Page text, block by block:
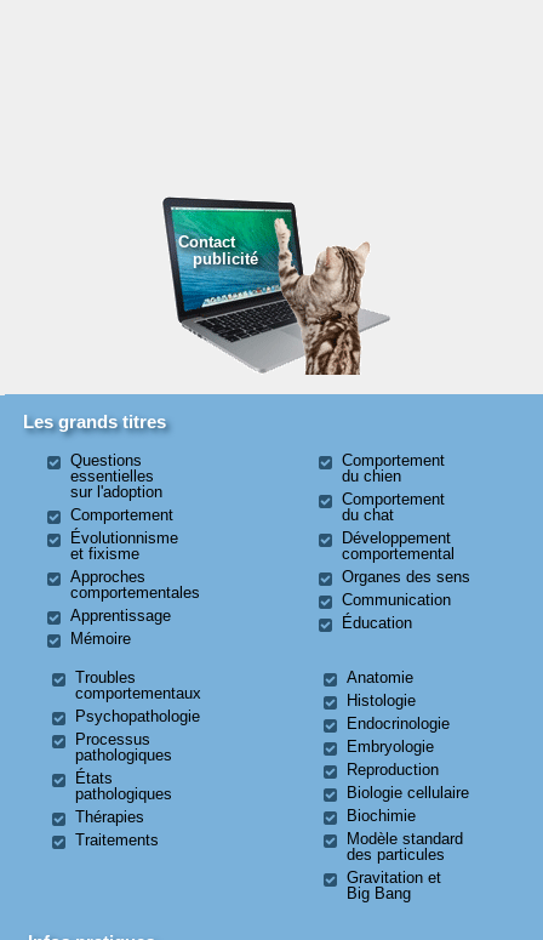
Contact
publicité
Les grands titres
Questions
essentielles
sur l'adoption
Comportement
Évolutionnisme
et fixisme
Approches
comportementales
Apprentissage
Mémoire
Comportement
du chien
Comportement
du chat
Développement
comportemental
Organes des sens
Communication
Éducation
Troubles
comportementaux
Psychopathologie
Processus
pathologiques
États
pathologiques
Thérapies
Traitements
Anatomie
Histologie
Endocrinologie
Embryologie
Reproduction
Biologie cellulaire
Biochimie
Modèle standard
des particules
Gravitation et
Big Bang